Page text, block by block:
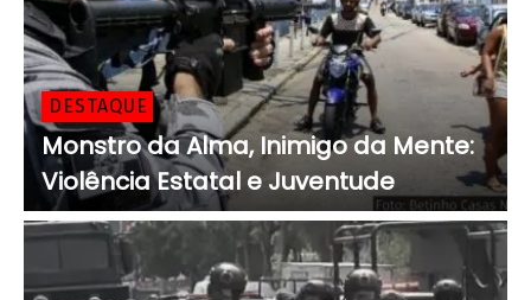
DESTAQUE
Monstro da Alma, Inimigo da Mente:
Violência Estatal e Juventude